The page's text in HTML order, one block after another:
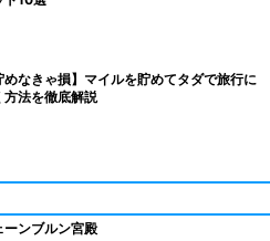
めなきゃ損】マイルを貯めてタダで旅行に
方法を徹底解説
ーンブルン宮殿